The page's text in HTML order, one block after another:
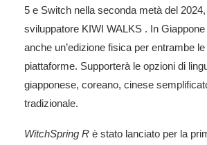
5 e Switch nella seconda metà del
sviluppatore KIWI WALKS . In
anche un’edizione fisica per entrambe le
piattaforme. Supporterà le opzioni di
giapponese, coreano, cinese
tradizionale.
WitchSpring R è stato lanciato per la